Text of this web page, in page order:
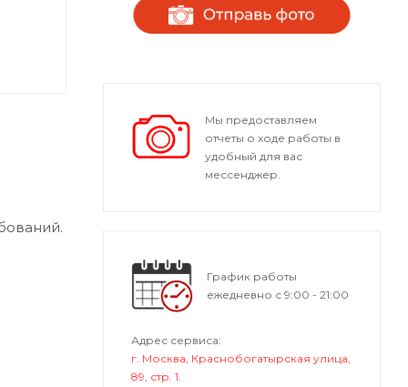
Мы предоставляем
отчеты о ходе работы в
удобный для вас
мессенджер.
График работы
ежедневно с 9:00 - 21:00
Адрес сервиса:
г. Москва, Краснобогатырская улица,
89, стр. 1.